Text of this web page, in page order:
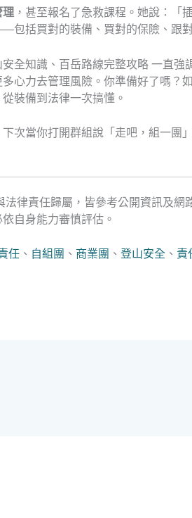
理，甚至報名了急救課程。她說：「
包括買對的裝備、買對的保險、跟
全知識、百岳路線完整攻略 一直強
心力去管理風險。你準備好了嗎？
裝備到法律一次搞懂。
次當你打開群組說「走吧，組一團
律責任歸屬，皆參考公開資訊及
自身能力審慎評估。
任、 自組團 、 商業團 、 登山安全 、 責